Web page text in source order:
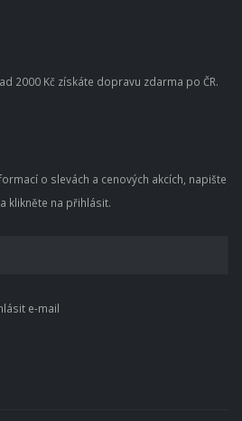
2000 Kč získáte dopravu zdarma po ČR.
o slevách a cenových akcích, napište
klikněte na přihlásit.
e-mail